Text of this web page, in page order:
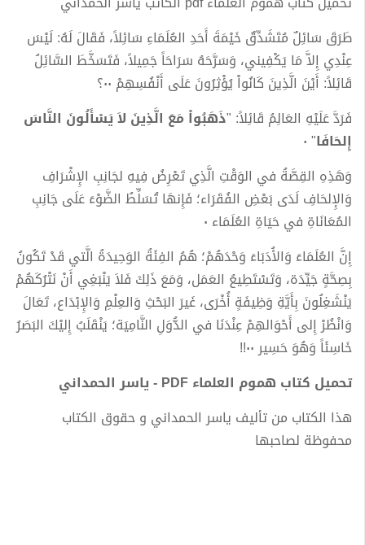
طَرَقَ سَائِلٌ مُتَشَدِّقٌ خَيْمَةَ أَحَدِ العُلَمَاءِ سَائِلاً، فَقَالَ لَهُ: لَيْسَ
عِنْدِي إِلاَّ مَا يَكْفِيني، وَسَرَّحَهُ سَرَاحَاً جَمِيلاً، فَتَسَخَّطَ السَّائِلُ
قَائِلاً: أَيْنَ الَّذِينَ كَانُواْ يُؤْثِرُونَ عَلَى أَنْفُسِهِمْ ٠٠؟
فَرَدَّ عَلَيْهِ العَالِمُ قَائِلاً: "ذَهَبُواْ مَعَ الَّذِينَ لاَ يَسْأَلُونَ النَّاسَ
إِلحَافَا" ٠
وَهَذِهِ القِصَّةُ في الوَقْتِ الَّذِي تَعْرِضُ فِيهِ لجَانِبِ الإِشْرَافِ
وَالإِلحَافِ لَدَى بَعْضِ الفُقَرَاء؛ فَإِنهَا تُسَلِّطُ الضَّوْءَ عَلَى جَانِبِ
المُعَانَاةِ في حَيَاةِ العُلَمَاء ٠
إِنَّ العُلَمَاءَ وَالأُدَبَاءَ وَحْدَهُمْ؛ هُمُ الفِئَةُ الوَحِيدَةُ الَّتي قَدْ تَكُونُ
بِصِحَّةٍ جَيِّدَة، وَتَسْتَطِيعُ العَمَل، وَمَعَ ذَلِكَ فَلاَ يَنْبَغِي أَنْ نَتْرُكَهُمْ
يَنْشَغِلُونَ بِأَيَّةِ وَظِيفَةٍ أُخْرَى، غَيرَ البَحْثِ وَالعِلْمِ وَالإِبْدَاع، تَعَالَ
وَانْظُرْ إِلى أَحْوَالهِمْ عِنْدَنَا في الدُّوَلِ النَّامِيَة؛ يَنْقَلَبُ إِليْكَ البَصَرُ
خَاسِئَاً وَهُوَ حَسِير ٠٠!!
تحميل كتاب هموم العلماء PDF - ياسر الحمداني
هذا الكتاب من تأليف ياسر الحمداني و حقوق الكتاب
محفوظة لصاحبها